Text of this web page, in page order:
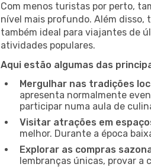
Com menos turistas por perto,
nível mais profundo. Além disso,
também ideal para viajantes de
atividades populares.
Aqui estão algumas das
Mergulhar nas tradições
apresenta normalmente
participar numa aula de
Visitar atrações em
melhor. Durante a época
Explorar as compras
lembranças únicas, provar a